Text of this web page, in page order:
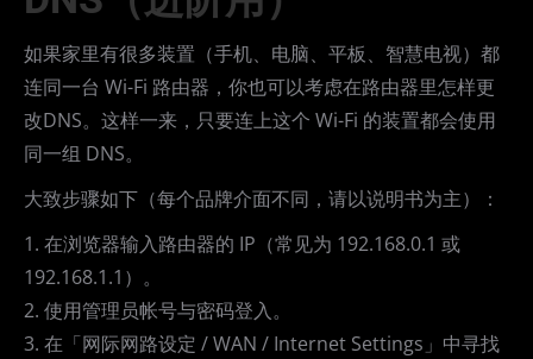
如果家里有很多装置（手机、电脑、平板、智慧电视）都
连同一台 Wi-Fi 路由器，你也可以考虑在路由器里怎样更
改DNS。这样一来，只要连上这个 Wi-Fi 的装置都会使用
同一组 DNS。
大致步骤如下（每个品牌介面不同，请以说明书为主）：
1. 在浏览器输入路由器的 IP（常见为 192.168.0.1 或
192.168.1.1）。
2. 使用管理员帐号与密码登入。
3. 在「网际网路设定 / WAN / Internet Settings」中寻找